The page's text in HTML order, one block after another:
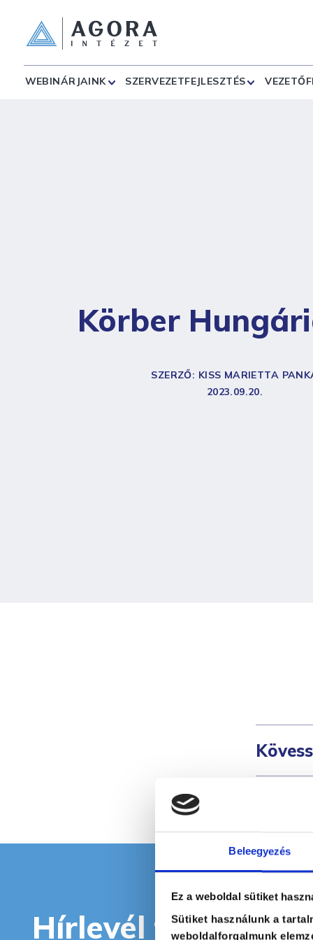
Beleegyezés
Ez a weboldal sütiket
Sütiket használunk a
weboldalforgalmunk
WEBINÁRJAINK SZERVEZETFEJLESZTÉS
Körber
SZERZŐ: KISS MARIETTA
2023.09.20.
Hírlevél